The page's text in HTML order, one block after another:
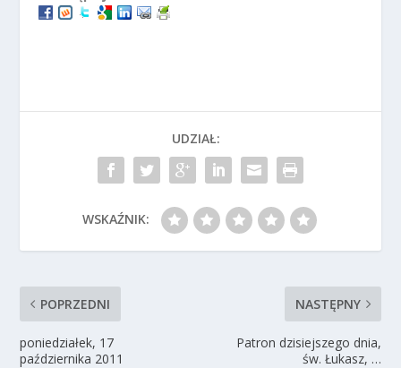
UDZIAŁ:
WSKAŹNIK:
POPRZEDNI
poniedziałek, 17
października 2011
NASTĘPNY
Patron dzisiejszego dnia,
św. Łukasz, …